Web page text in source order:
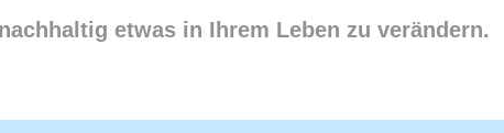
etwas in Ihrem Leben zu verändern.